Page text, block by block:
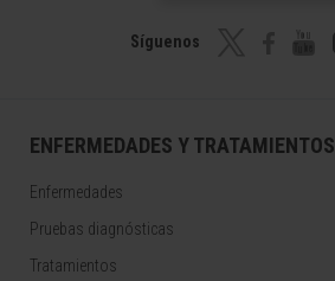
Síguenos
ENFERMEDADES Y TRATAMIENTOS
Enfermedades
Pruebas diagnósticas
Tratamientos